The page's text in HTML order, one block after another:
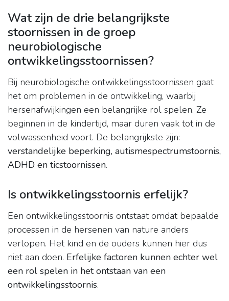
Wat zijn de drie belangrijkste
stoornissen in de groep
neurobiologische
ontwikkelingsstoornissen?
Bij neurobiologische ontwikkelingsstoornissen gaat
het om problemen in de ontwikkeling, waarbij
hersenafwijkingen een belangrijke rol spelen. Ze
beginnen in de kindertijd, maar duren vaak tot in de
volwassenheid voort. De belangrijkste zijn:
verstandelijke beperking, autismespectrumstoornis,
ADHD en ticstoornissen.
Is ontwikkelingsstoornis erfelijk?
Een ontwikkelingsstoornis ontstaat omdat bepaalde
processen in de hersenen van nature anders
verlopen. Het kind en de ouders kunnen hier dus
niet aan doen. Erfelijke factoren kunnen echter wel
een rol spelen in het ontstaan van een
ontwikkelingsstoornis.